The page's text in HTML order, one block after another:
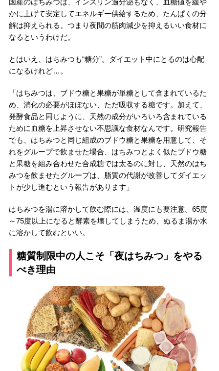
国産のはちみつは、インスリン過分泌もなく、血糖値を緩や
かに上げて安定してエネルギー供給するため、たんぱくの分
解は抑えられる。つまり夜間の筋肉減少を抑えるいい食材に
なるというわけだ。
とはいえ、はちみつも“糖分”。ダイエット中にとるのは心配
になるけれど…。
「はちみつは、ブドウ糖と果糖が単糖として含まれているた
め、消化の必要がほぼない、ただ吸収する糖です。加えて、
発酵食品と同じように、天然の成分がいろいろ含まれている
ために血糖を上昇させない不思議な食材なんです。研究報告
でも、はちみつと同じ組成のブドウ糖と果糖を用意して、そ
れをグループで飲ませた場合、はちみつとよく似たブドウ糖
と果糖を組み合わせた合成糖では太るのに対し、天然のはち
みつを飲ませたグループは、脂質の代謝が改善してダイエッ
トが少し進むという報告があります」
はちみつを湯に溶かして飲む際には、温度にも要注意。65度
～75度以上になると酵素を壊してしまうため、ぬるま湯か水
に溶かして飲むといい。
糖質制限中の人こそ「夜はちみつ」をやる
べき理由